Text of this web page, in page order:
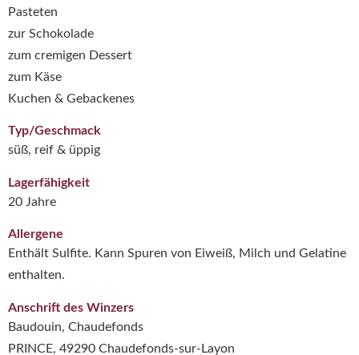
Pasteten
zur Schokolade
zum cremigen Dessert
zum Käse
Kuchen & Gebackenes
Typ/Geschmack
süß, reif & üppig
Lagerfähigkeit
20 Jahre
Allergene
Enthält Sulfite. Kann Spuren von Eiweiß, Milch und Gelatine
enthalten.
Anschrift des Winzers
Baudouin, Chaudefonds
PRINCE, 49290 Chaudefonds-sur-Layon